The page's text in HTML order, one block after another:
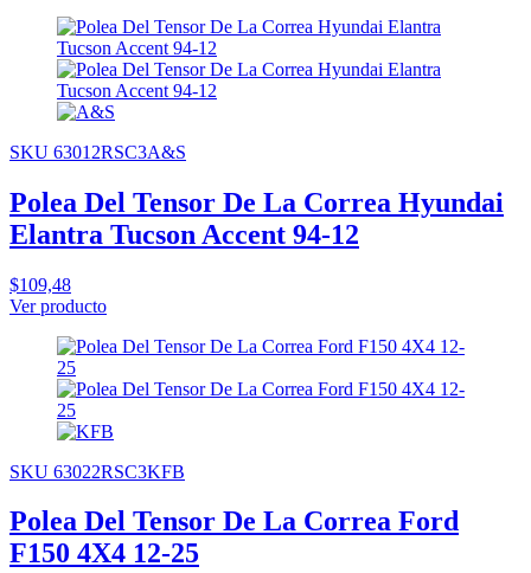
SKU 63012RSC3A&S
Polea Del Tensor De La Correa Hyundai
Elantra Tucson Accent 94-12
$109,48
Ver producto
SKU 63022RSC3KFB
Polea Del Tensor De La Correa Ford
F150 4X4 12-25